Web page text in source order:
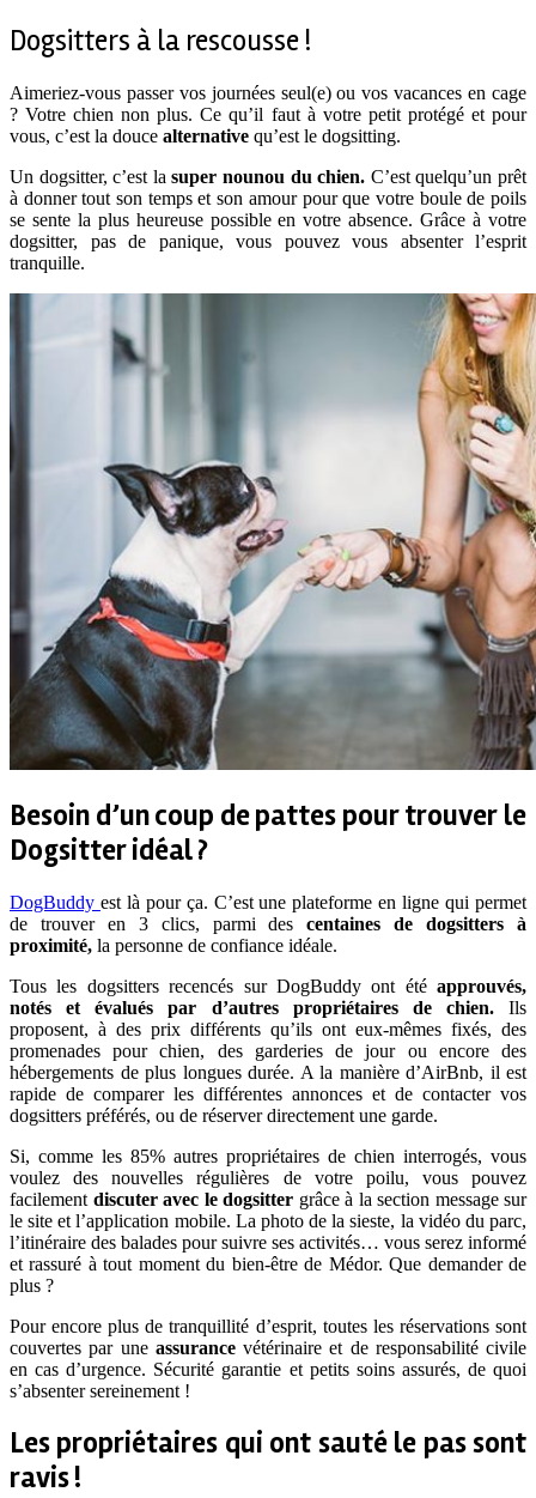
Dogsitters à la rescousse !
Aimeriez-vous passer vos journées seul(e) ou vos vacances en cage
? Votre chien non plus. Ce qu’il faut à votre petit protégé et pour
vous, c’est la douce alternative qu’est le dogsitting.
Un dogsitter, c’est la super nounou du chien. C’est quelqu’un prêt
à donner tout son temps et son amour pour que votre boule de poils
se sente la plus heureuse possible en votre absence. Grâce à votre
dogsitter, pas de panique, vous pouvez vous absenter l’esprit
tranquille.
Besoin d’un coup de pattes pour trouver le
Dogsitter idéal ?
DogBuddy est là pour ça. C’est une plateforme en ligne qui permet
de trouver en 3 clics, parmi descentaines de dogsitters à
proximité, la personne de confiance idéale.
Tous les dogsitters recencés sur DogBuddy ont été approuvés,
notés et évalués par d’autres propriétaires de chien.Ils
proposent, à des prix différents qu’ils ont eux-mêmes fixés, des
promenades pour chien, des garderies de jour ou encore des
hébergements de plus longues durée. A la manière d’AirBnb, il est
rapide de comparer les différentes annonces et de contacter vos
dogsitters préférés, ou de réserver directement une garde.
Si, comme les 85% autres propriétaires de chien interrogés, vous
voulez des nouvelles régulières de votre poilu, vous pouvez
facilement discuter avec le dogsitter grâce à la section message sur
le site et l’application mobile. La photo de la sieste, la vidéo du parc,
l’itinéraire des balades pour suivre ses activités… vous serez informé
et rassuré à tout moment du bien-être de Médor. Que demander de
plus ?
Pour encore plus de tranquillité d’esprit, toutes les réservations sont
couvertes par une assurance vétérinaire et de responsabilité civile
en cas d’urgence. Sécurité garantie et petits soins assurés, de quoi
s’absenter sereinement !
Les propriétaires qui ont sauté le pas sont
ravis !